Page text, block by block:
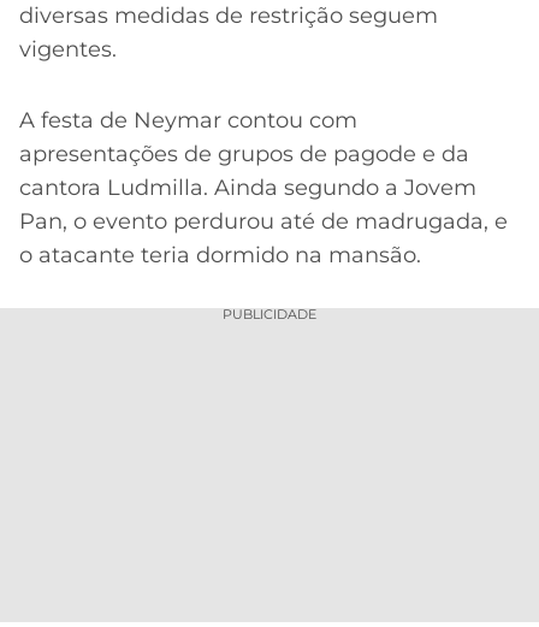
diversas medidas de restrição seguem
vigentes.
A festa de Neymar contou com
apresentações de grupos de pagode e da
cantora Ludmilla. Ainda segundo a Jovem
Pan, o evento perdurou até de madrugada, e
o atacante teria dormido na mansão.
PUBLICIDADE